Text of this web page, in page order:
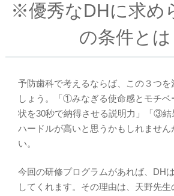
※優秀なDHに求め
の条件とは
予防歯科で考えるならば、この３つ
しょう。「①みなぎる使命感とモチ
状を30秒で納得させる説明力」「③結
ハードルが高いと思うかもしれません
い。
今回の研修プログラムがあれば、DH
してくれます。その理由は、天野先